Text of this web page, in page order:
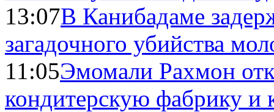
13:07В Канибадаме
загадочного убийства
11:05Эмомали Рахмон
кондитерскую фабрику и